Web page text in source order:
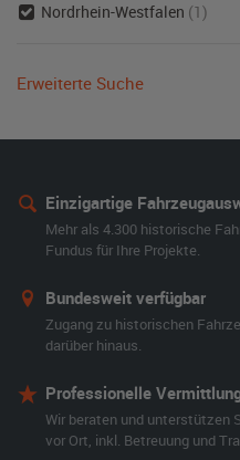
Nordrhein-Westfalen (1)
Erweiterte Suche
Einzigartige
Mehr als 4.300 historische
Fundus für Ihre Projekte.
Bundesweit verfügbar
Zugang zu historischen
darüber hinaus.
Professionelle
Wir beraten und unterstützen
vor Ort, inkl. Betreuung und